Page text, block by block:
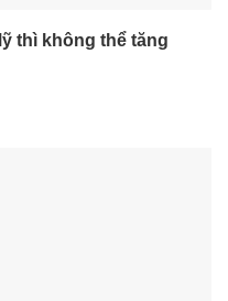
thì không thể tăng